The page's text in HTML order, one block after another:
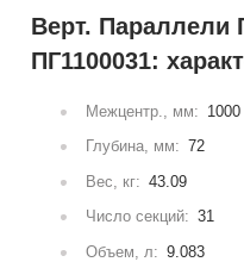
Верт. Параллели
ПГ1100031:
Межцентр., мм: 1000
Глубина, мм: 72
Вес, кг: 43.09
Число секций: 31
Объем, л: 9.083